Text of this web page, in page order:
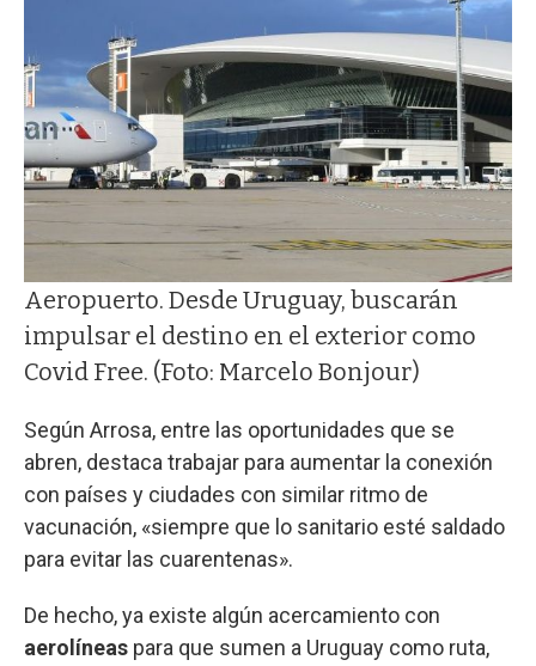
Aeropuerto. Desde Uruguay, buscarán
impulsar el destino en el exterior como
Covid Free. (Foto: Marcelo Bonjour)
Según Arrosa, entre las oportunidades que se
abren, destaca trabajar para aumentar la conexión
con países y ciudades con similar ritmo de
vacunación, «siempre que lo sanitario esté saldado
para evitar las cuarentenas».
De hecho, ya existe algún acercamiento con
aerolíneas para que sumen a Uruguay como ruta,